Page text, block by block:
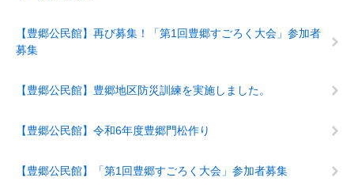
【豊郷公民館】再び募集！「第1回豊郷すごろく大会」参加者
募集
【豊郷公民館】豊郷地区防災訓練を実施しました。
【豊郷公民館】令和6年度豊郷門松作り
【豊郷公民館】「第1回豊郷すごろく大会」参加者募集